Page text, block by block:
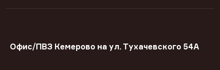
Офис/ПВЗ Кемерово на ул. Тухачевского 54А